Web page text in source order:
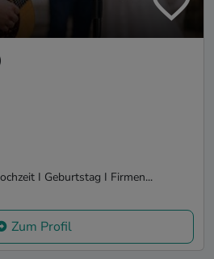
I Geburtstag I Firmen...
Zum Profil